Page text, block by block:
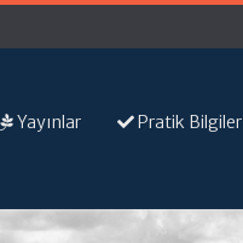
Yayınlar Pratik Bilgiler